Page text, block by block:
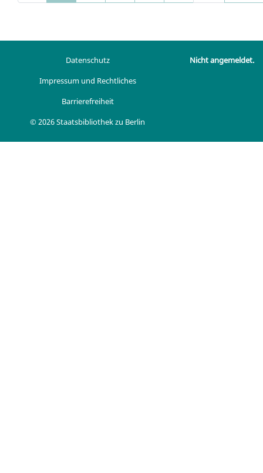
Datenschutz
Impressum und Rechtliches
Barrierefreiheit
© 2026 Staatsbibliothek zu Berlin
Nicht angemeldet.